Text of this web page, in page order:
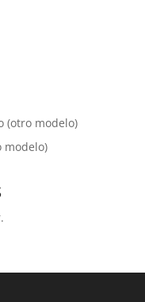
(otro modelo)
modelo)